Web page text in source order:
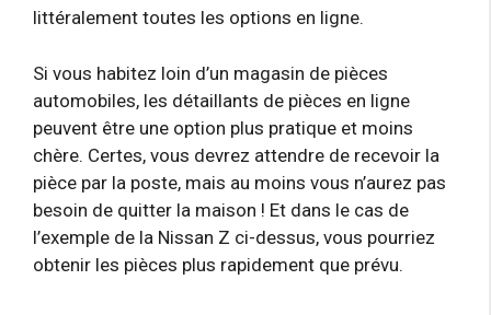
littéralement toutes les options en ligne.
Si vous habitez loin d’un magasin de pièces
automobiles, les détaillants de pièces en ligne
peuvent être une option plus pratique et moins
chère. Certes, vous devrez attendre de recevoir la
pièce par la poste, mais au moins vous n’aurez pas
besoin de quitter la maison ! Et dans le cas de
l’exemple de la Nissan Z ci-dessus, vous pourriez
obtenir les pièces plus rapidement que prévu.